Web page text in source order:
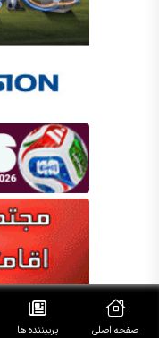
صفحه اصلی پربیننده ها